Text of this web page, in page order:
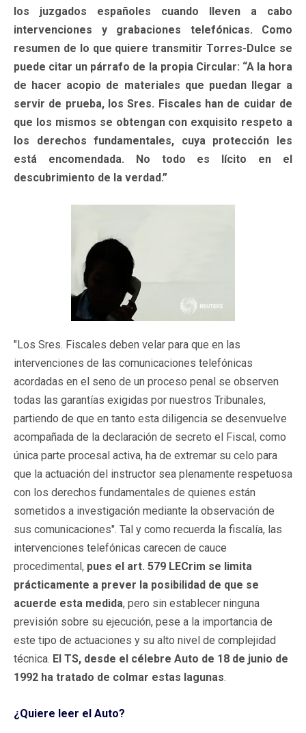
los juzgados españoles cuando lleven a cabo
intervenciones y grabaciones telefónicas. Como
resumen de lo que quiere transmitir Torres-Dulce se
puede citar un párrafo de la propia Circular: “A la hora
de hacer acopio de materiales que puedan llegar a
servir de prueba, los Sres. Fiscales han de cuidar de
que los mismos se obtengan con exquisito respeto a
los derechos fundamentales, cuya protección les
está encomendada. No todo es lícito en el
descubrimiento de la verdad.”
"Los Sres. Fiscales deben velar para que en las
intervenciones de las comunicaciones telefónicas
acordadas en el seno de un proceso penal se observen
todas las garantías exigidas por nuestros Tribunales,
partiendo de que en tanto esta diligencia se desenvuelve
acompañada de la declaración de secreto el Fiscal, como
única parte procesal activa, ha de extremar su celo para
que la actuación del instructor sea plenamente respetuosa
con los derechos fundamentales de quienes están
sometidos a investigación mediante la observación de
sus comunicaciones". Tal y como recuerda la fiscalía, las
intervenciones telefónicas carecen de cauce
procedimental, pues el art. 579 LECrim se limita
prácticamente a prever la posibilidad de que se
acuerde esta medida, pero sin establecer ninguna
previsión sobre su ejecución, pese a la importancia de
este tipo de actuaciones y su alto nivel de complejidad
técnica. El TS, desde el célebre Auto de 18 de junio de
1992 ha tratado de colmar estas lagunas.
¿Quiere leer el Auto?